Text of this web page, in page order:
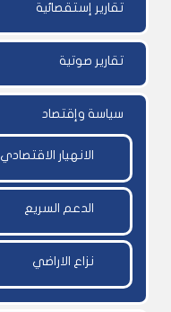
تقارير إستقصائية
تقارير صوتية
سياسة وإقتصاد
الانهيار الاقتصادي
الدعم السريع
نزاع الاراضي